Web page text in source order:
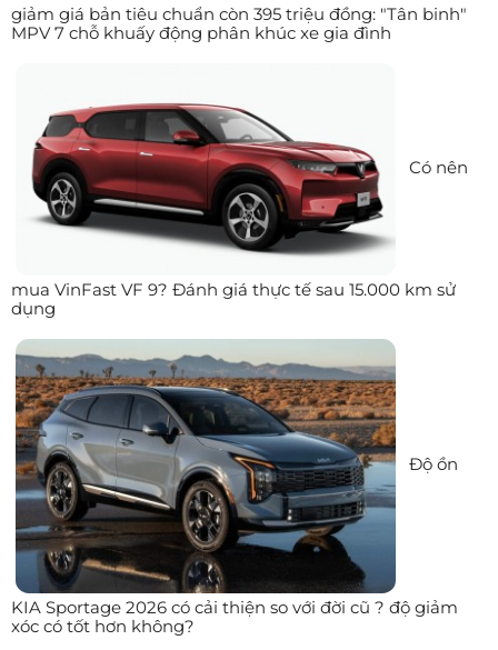
giảm giá bản tiêu chuẩn còn 395 triệu đồng: "Tân binh"
MPV 7 chỗ khuấy động phân khúc xe gia đình
Có nên
mua VinFast VF 9? Đánh giá thực tế sau 15.000 km sử
dụng
Độ ồn
KIA Sportage 2026 có cải thiện so với đời cũ ? độ giảm
xóc có tốt hơn không?